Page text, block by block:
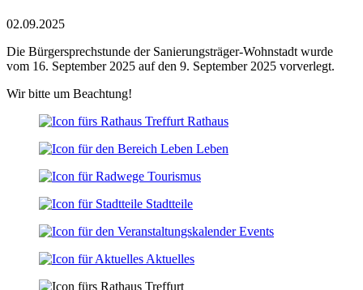
02.09.2025
Die Bürgersprechstunde der Sanierungsträger-Wohnstadt wurde
vom 16. September 2025 auf den 9. September 2025 vorverlegt.
Wir bitte um Beachtung!
Rathaus
Leben
Tourismus
Stadtteile
Events
Aktuelles